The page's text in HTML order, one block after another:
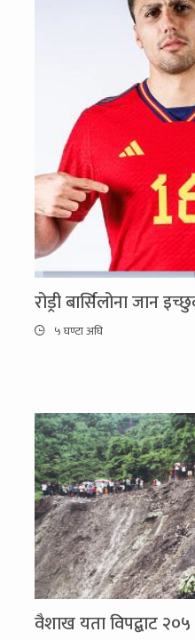
रोड्री बार्सिलोना जान
५ घण्टा अघि
वैशाख यता विपद्बाट